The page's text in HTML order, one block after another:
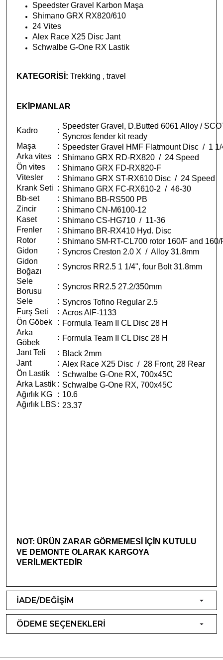
Speedster Gravel Karbon Maşa
Shimano GRX RX820/610
24 Vites
Alex Race X25 Disc Jant
Schwalbe G-One RX Lastik
KATEGORİSİ: Trekking , travel
EKİPMANLAR
Kadro :
Speedster Gravel, D.Butted 6061 Alloy /
Syncros fender kit ready
Maşa
: Speedster Gravel HMF Flatmount Disc / 1
Arka vites
: Shimano GRX RD-RX820 / 24 Speed
Ön vites
: Shimano GRX FD-RX820-F
Vitesler
: Shimano GRX ST-RX610 Disc / 24 Speed
Krank Seti : Shimano GRX FC-RX610-2 / 46-30
Bb-set
: Shimano BB-RS500 PB
Zincir
: Shimano CN-M6100-12
Kaset
: Shimano CS-HG710 / 11-36
Frenler
: Shimano BR-RX410 Hyd. Disc
Rotor
: Shimano SM-RT-CL700 rotor 160/F and 160/
Gidon
: Syncros Creston 2.0 X / Alloy 31.8mm
Gidon
Boğazı
: Syncros RR2.5 1 1/4", four Bolt 31.8mm
Sele
Borusu
: Syncros RR2.5 27.2/350mm
Sele
: Syncros Tofino Regular 2.5
Furş Seti
: Acros AIF-1133
Ön Göbek
: Formula Team II CL Disc 28 H
Arka
Göbek
: Formula Team II CL Disc 28 H
Jant Teli
: Black 2mm
Jant
: Alex Race X25 Disc / 28 Front, 28 Rear
Ön Lastik
: Schwalbe G-One RX, 700x45C
Arka Lastik : Schwalbe G-One RX, 700x45C
Ağırlık KG
: 10.6
Ağırlık LBS : 23.37
NOT: ÜRÜN ZARAR GÖRMEMESİ İÇİN KUTULU
VE DEMONTE OLARAK KARGOYA
VERİLMEKTEDİR
İADE/DEĞİŞİM
ÖDEME SEÇENEKLERİ